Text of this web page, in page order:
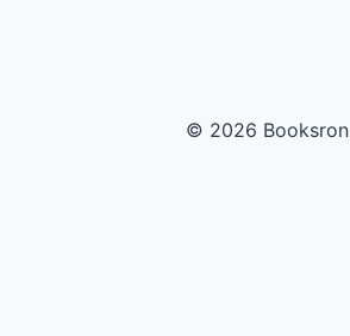
© 2026 Booksron